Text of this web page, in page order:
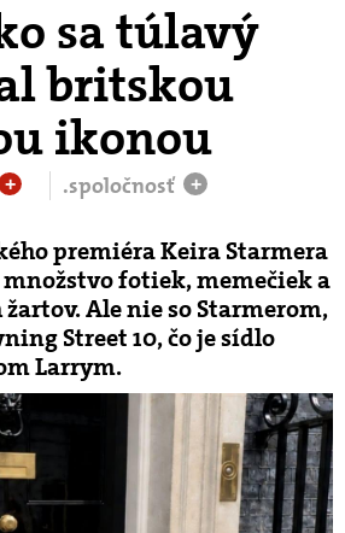
sa túlavý
britskou
ikonou
+ .spoločnosť +
premiéra Keira Starmera
fotiek, memečiek a
Ale nie so Starmerom,
Street 10, čo je sídlo
Larrym.